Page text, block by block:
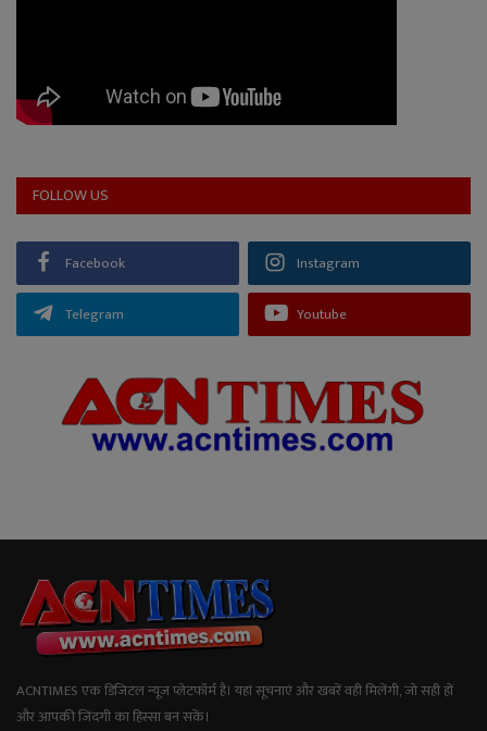
FOLLOW US
Facebook Instagram
Telegram Youtube
ACNTIMES एक डिजिटल न्यूज प्लेटफॉर्म है। यहां सूचनाएं और खबरें वही मिलेंगी, जो सही हों
और आपकी जिंदगी का हिस्सा बन सकें।